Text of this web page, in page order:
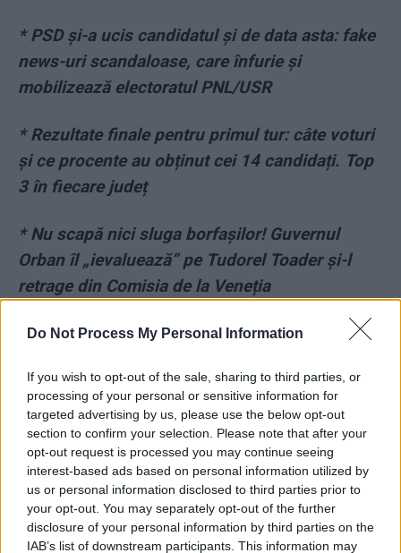
Do Not Process My Personal Information
If you wish to opt-out of the sale, sharing to third parties, or
processing of your personal or sensitive information for
targeted advertising by us, please use the below opt-out
section to confirm your selection. Please note that after your
opt-out request is processed you may continue seeing
interest-based ads based on personal information utilized by
us or personal information disclosed to third parties prior to
your opt-out. You may separately opt-out of the further
disclosure of your personal information by third parties on the
IAB’s list of downstream participants. This information may
*PSD și-a ucis candidatul și de data asta: fake
news-uri scandaloase, care înfurie și
mobilizează electoratul PNL/USR
*Rezultate finale pentru primul tur: câte voturi
și ce procente au obținut cei 14 candidați. Top
3 în fiecare județ
*Nu scapă nici sluga borfașilor! Guvernul
Orban îl „ievaluează” pe Tudorel Toader și-l
retrage din Comisia de la Veneția
Birchall are dovada: Dăncilă a vrut Ordonanța
în februarie 2017
*Jaful României prin metoda „Al Capone” şi
buget „dublu”. Iese la iveală falimentul de ţară
după PSD
*Un nou „caz Sorina”, în Caraş Severin! Încă o